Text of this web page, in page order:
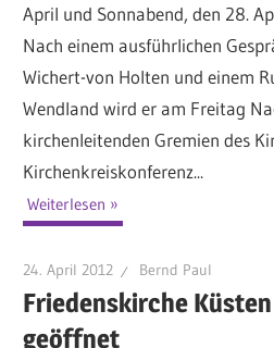
April und Sonnabend, den 28.
Nach einem ausführlichen
Wichert-von Holten und einem
Wendland wird er am Freitag
kirchenleitenden Gremien des
Kirchenkreiskonferenz...
Weiterlesen
24. April 2012 Bernd Paul
Friedenskirche
geöffnet